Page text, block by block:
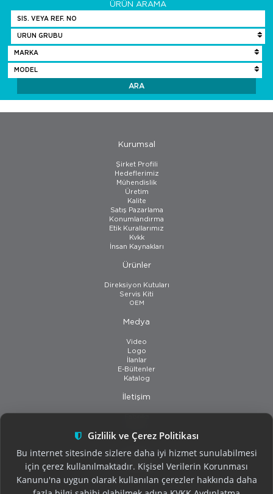
ÜRÜN ARAMA
Kurumsal
Şirket Profili
Hedeflerimiz
Mühendislik
Üretim
Kalite
Satış Pazarlama
Konumlandırma
Etik Kurallarımız
Kvkk
İnsan Kaynakları
Ürünler
Direksiyon Kutuları
Servis Kiti
OEM
Medya
Video
Logo
İlanlar
E-Bültenler
Katalog
İletişim
Gizlilik ve Çerez Politikası
Bu internet sitesinde sizlere daha iyi hizmet sunulabilmesi
için çerez kullanılmaktadır. Kişisel Verilerin Korunması
Kanunu'na uygun olarak kullanılan çerezler hakkında daha